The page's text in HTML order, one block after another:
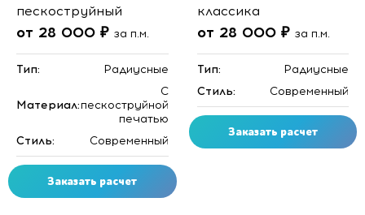
пескоструйный
от 28 000 ₽ за п.м.
Тип: Радиусные
Материал:
C
пескоструйной
печатью
Стиль:
Современный
Заказать расчет
классика
от 28 000 ₽ за п.м.
Тип:
Радиусные
Стиль:
Современный
Заказать расчет